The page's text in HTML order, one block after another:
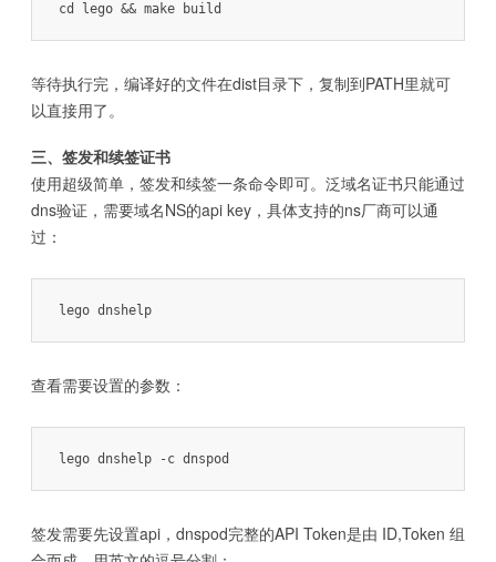
cd lego && make build
等待执行完，编译好的文件在dist目录下，复制到PATH里就可
以直接用了。
三、签发和续签证书
使用超级简单，签发和续签一条命令即可。泛域名证书只能通过
dns验证，需要域名NS的api key，具体支持的ns厂商可以通
过：
查看需要设置的参数：
签发需要先设置api，dnspod完整的API Token是由 ID,Token 组